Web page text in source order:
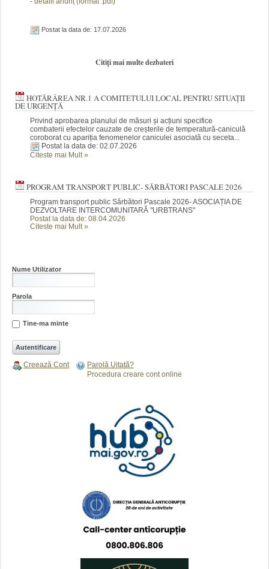
Postat la data de: 17.07.2026
Citiți mai multe dezbateri
HOTĂRÂREA NR.1 A COMITETULUI LOCAL PENTRU SITUAȚII
DE URGENȚĂ
Privind aprobarea planului de măsuri și acțiuni specifice
combaterii efectelor cauzate de creșterile de temperatură-caniculă
coroborat cu apariția fenomenelor caniculei asociată cu seceta...
Postat la data de: 02.07.2026
Citeste mai Mult»
PROGRAM TRANSPORT PUBLIC- SĂRBĂTORI PASCALE 2026
Program transport public Sărbători Pascale 2026- ASOCIAȚIA DE
DEZVOLTARE INTERCOMUNITARĂ "URBTRANS"
Postat la data de: 08.04.2026
Citeste mai Mult»
Nume Utilizator
Parola
Tine-ma minte
Creează Cont
Parolă Uitată?
Procedura creare cont online